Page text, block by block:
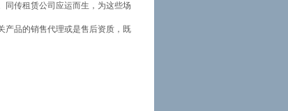
同传租赁公司应运而生，为这些场
产品的销售代理或是售后资质，既